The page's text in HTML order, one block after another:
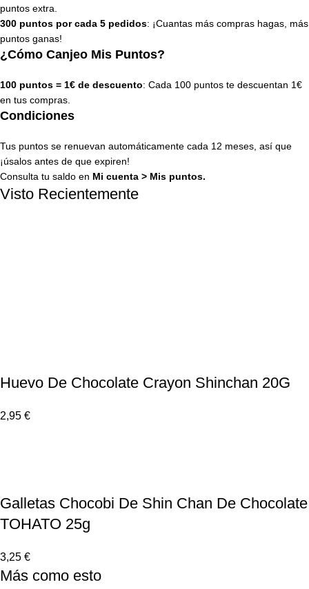
puntos extra.
300 puntos por cada 5 pedidos: ¡Cuantas más compras hagas, más
puntos ganas!
¿Cómo Canjeo Mis Puntos?
100 puntos = 1€ de descuento: Cada 100 puntos te descuentan 1€
en tus compras.
Condiciones
Tus puntos se renuevan automáticamente cada 12 meses, así que
¡úsalos antes de que expiren!
Consulta tu saldo en Mi cuenta > Mis puntos.
Visto Recientemente
Huevo De Chocolate Crayon Shinchan 20G
2,95 €
Galletas Chocobi De Shin Chan De Chocolate
TOHATO 25g
3,25 €
Más como esto